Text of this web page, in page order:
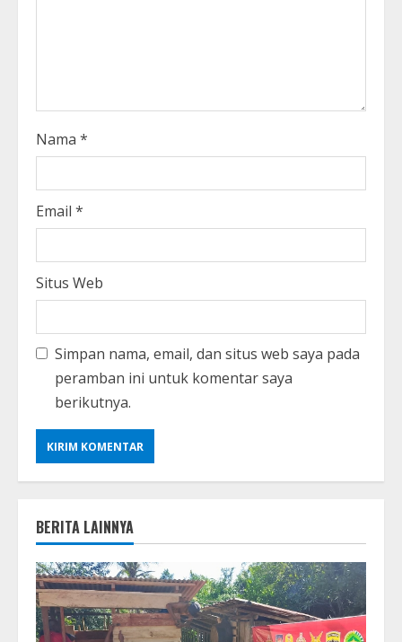
Nama *
Email *
Situs Web
Simpan nama, email, dan situs web saya pada
peramban ini untuk komentar saya
berikutnya.
BERITA LAINNYA